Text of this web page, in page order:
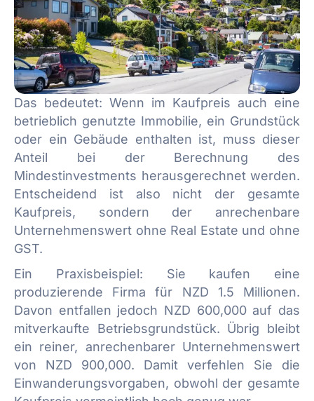
Das bedeutet: Wenn im Kaufpreis auch eine
betrieblich genutzte Immobilie, ein Grundstück
oder ein Gebäude enthalten ist, muss dieser
Anteil bei der Berechnung des
Mindestinvestments herausgerechnet werden.
Entscheidend ist also nicht der gesamte
Kaufpreis, sondern der anrechenbare
Unternehmenswert ohne Real Estate und ohne
GST.
Ein Praxisbeispiel: Sie kaufen eine
produzierende Firma für NZD 1.5 Millionen.
Davon entfallen jedoch NZD 600,000 auf das
mitverkaufte Betriebsgrundstück. Übrig bleibt
ein reiner, anrechenbarer Unternehmenswert
von NZD 900,000. Damit verfehlen Sie die
Einwanderungsvorgaben, obwohl der gesamte